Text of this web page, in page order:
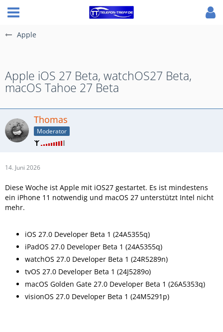
Apple
Apple iOS 27 Beta, watchOS27 Beta,
macOS Tahoe 27 Beta
Thomas
Moderator
14. Juni 2026
Diese Woche ist Apple mit iOS27 gestartet. Es ist mindestens
ein iPhone 11 notwendig und macOS 27 unterstützt Intel nicht
mehr.
iOS 27.0 Developer Beta 1 (24A5355q)
iPadOS 27.0 Developer Beta 1 (24A5355q)
watchOS 27.0 Developer Beta 1 (24R5289n)
tvOS 27.0 Developer Beta 1 (24J5289o)
macOS Golden Gate 27.0 Developer Beta 1 (26A5353q)
visionOS 27.0 Developer Beta 1 (24M5291p)